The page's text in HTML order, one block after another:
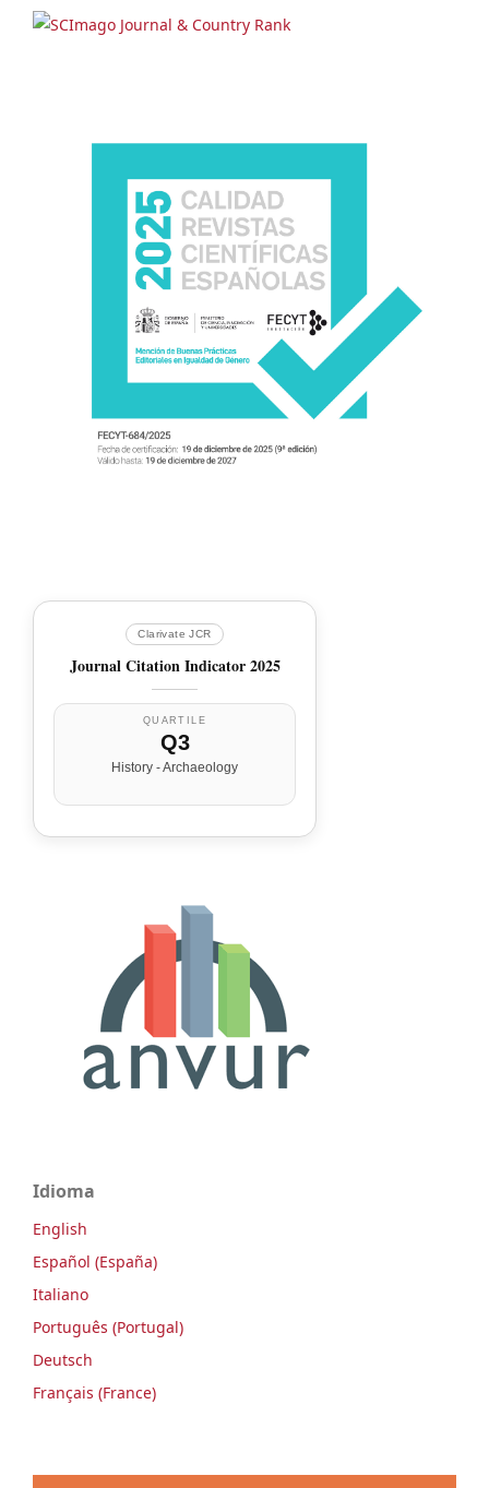
Clarivate JCR
Journal Citation Indicator 2025
QUARTILE
Q3
History - Archaeology
Idioma
English
Español (España)
Italiano
Português (Portugal)
Deutsch
Français (France)